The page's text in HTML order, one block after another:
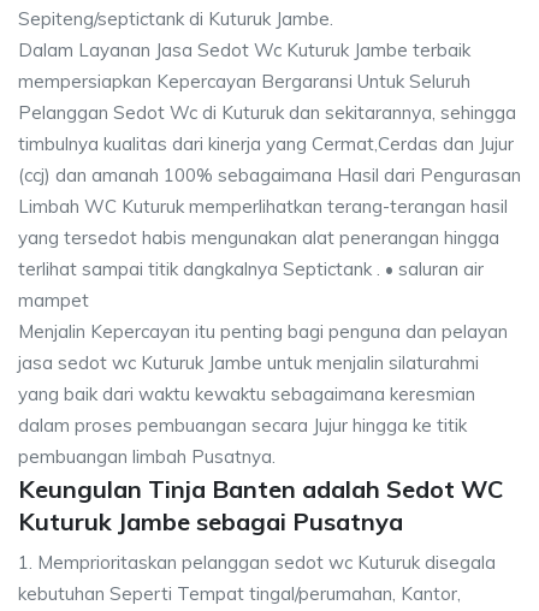
Sepiteng/septictank di Kuturuk Jambe.
Dalam Layanan Jasa Sedot Wc Kuturuk Jambe terbaik
mempersiapkan Kepercayan Bergaransi Untuk Seluruh
Pelanggan Sedot Wc di Kuturuk dan sekitarannya, sehingga
timbulnya kualitas dari kinerja yang Cermat,Cerdas dan Jujur
(ccj) dan amanah 100% sebagaimana Hasil dari Pengurasan
Limbah WC Kuturuk memperlihatkan terang-terangan hasil
yang tersedot habis mengunakan alat penerangan hingga
terlihat sampai titik dangkalnya Septictank . • saluran air
mampet
Menjalin Kepercayan itu penting bagi penguna dan pelayan
jasa sedot wc Kuturuk Jambe untuk menjalin silaturahmi
yang baik dari waktu kewaktu sebagaimana keresmian
dalam proses pembuangan secara Jujur hingga ke titik
pembuangan limbah Pusatnya.
Keungulan Tinja Banten adalah Sedot WC
Kuturuk Jambe sebagai Pusatnya
1. Memprioritaskan pelanggan sedot wc Kuturuk disegala
kebutuhan Seperti Tempat tingal/perumahan, Kantor,